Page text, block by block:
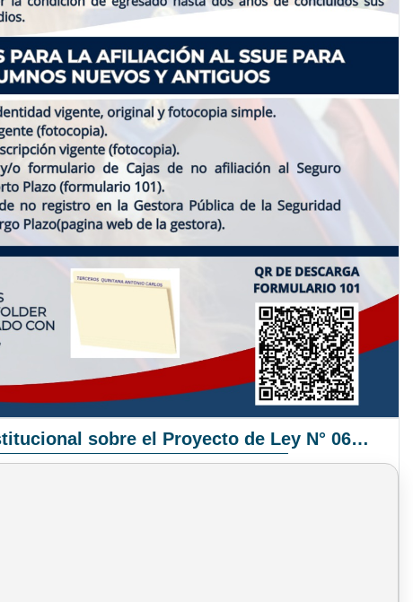
Pronunciamiento Institucional sobre el Proyecto de Ley N° 068/2025-2026 C.S.